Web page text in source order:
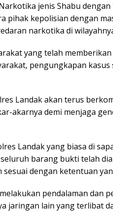
jenis Shabu dengan
pihak kepolisian dengan
narkotika di
yang telah
pengungkapan
Landak akan terus
akarnya demi menjaga
Landak yang biasa di
barang bukti telah
dengan ketentuan
pendalaman dan
jaringan lain yang terlibat